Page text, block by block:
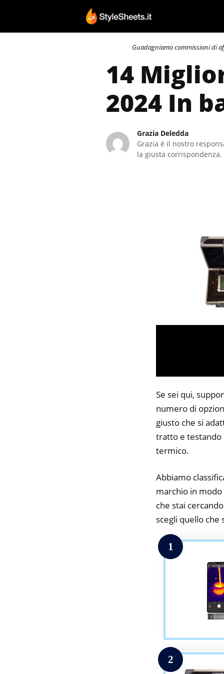
contenuto
Guadagniamo commissioni di
14
2024 In
Grazia Deledda
Grazia è il nostro
la giusta
Se sei qui,
numero di
giusto che si
tratto e testando
termico.
Abbiamo
marchio in
che stai
scegli quello che
1
2